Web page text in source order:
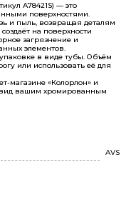
A78421S) — это
поверхностями.
и пыль, возвращая деталям
на поверхности
загрязнение и
элементов.
в виде тубы. Объём
или использовать её для
магазине «Колорлон» и
вашим хромированным
AVS